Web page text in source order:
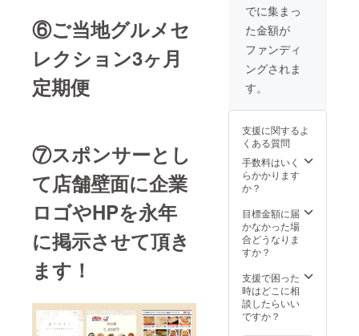
⑥ご当地グルメセ
レクション3ヶ月
定期便
⑦スポンサーとし
て店舗壁面に企業
ロゴやHPを永年
に掲示させて頂き
ます！
でに集まっ
た金額が
ファンディ
ングされま
す。
支援に関するよ
くある質問
手数料はいく
らかかります
か？
目標金額に届
かなかった場
合どうなりま
すか？
支援で困った
時はどこに相
談したらいい
ですか？